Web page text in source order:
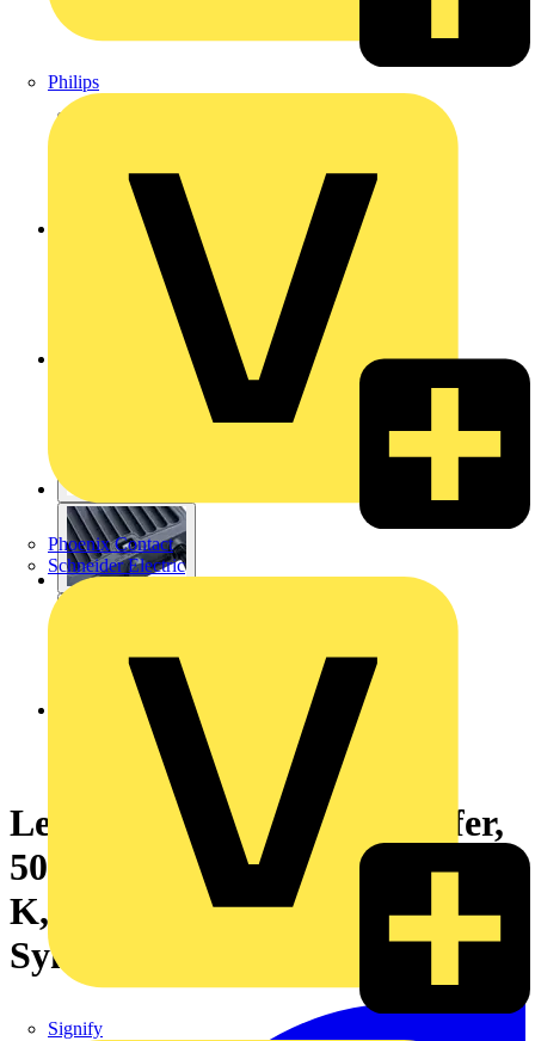
Philips
Phoenix Contact
Schneider Electric
Signify
Ledinaire All-in-Scheinwerfer,
50 W, 5500 lm, 6000 lm, 3000
K, 4000 K, 6500 K, CRI80,
Symmetrisch, IP65